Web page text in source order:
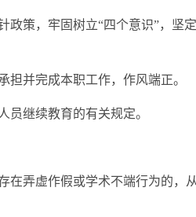
策，牢固树立“四个意识”，坚
担并完成本职工作，作风端正。
员继续教育的有关规定。
在弄虚作假或学术不端行为的，